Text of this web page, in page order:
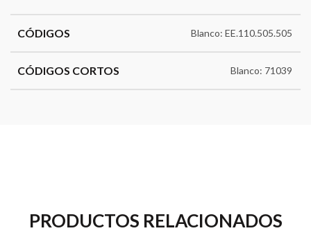
CÓDIGOS Blanco: EE.110.505.505
CÓDIGOS CORTOS Blanco: 71039
PRODUCTOS RELACIONADOS